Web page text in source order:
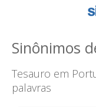
Sinônimos
Tesauro em
palavras